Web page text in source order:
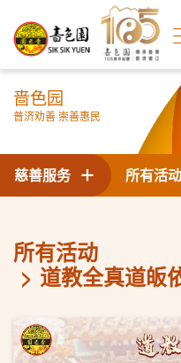
啬色园
普济劝善 崇善惠民
所有活动
慈善服务
所有活动
道教全真道皈